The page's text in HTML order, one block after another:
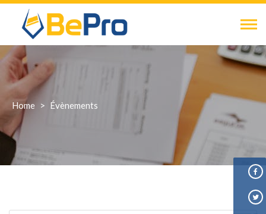
Skip
content
Home > Évènements